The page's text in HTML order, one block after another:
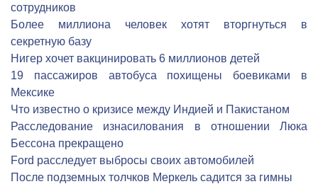
сотрудников
Более миллиона человек хотят вторгнуться в
секретную базу
Нигер хочет вакцинировать 6 миллионов детей
19 пассажиров автобуса похищены боевиками в
Мексике
Что известно о кризисе между Индией и Пакистаном
Расследование изнасилования в отношении Люка
Бессона прекращено
Ford расследует выбросы своих автомобилей
После подземных толчков Меркель садится за гимны